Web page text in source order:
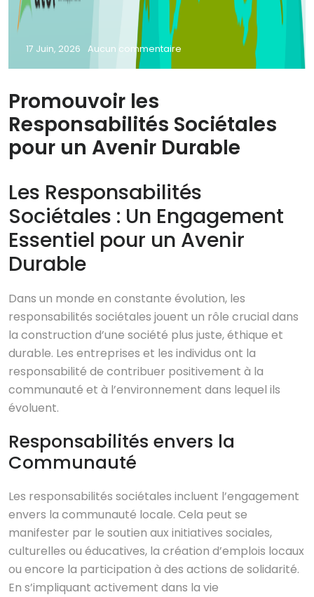
17 Juin, 2026 Aucun commentaire
Promouvoir les
Responsabilités Sociétales
pour un Avenir Durable
Les Responsabilités
Sociétales : Un Engagement
Essentiel pour un Avenir
Durable
Dans un monde en constante évolution, les
responsabilités sociétales jouent un rôle crucial dans
la construction d’une société plus juste, éthique et
durable. Les entreprises et les individus ont la
responsabilité de contribuer positivement à la
communauté et à l’environnement dans lequel ils
évoluent.
Responsabilités envers la
Communauté
Les responsabilités sociétales incluent l’engagement
envers la communauté locale. Cela peut se
manifester par le soutien aux initiatives sociales,
culturelles ou éducatives, la création d’emplois locaux
ou encore la participation à des actions de solidarité.
En s’impliquant activement dans la vie